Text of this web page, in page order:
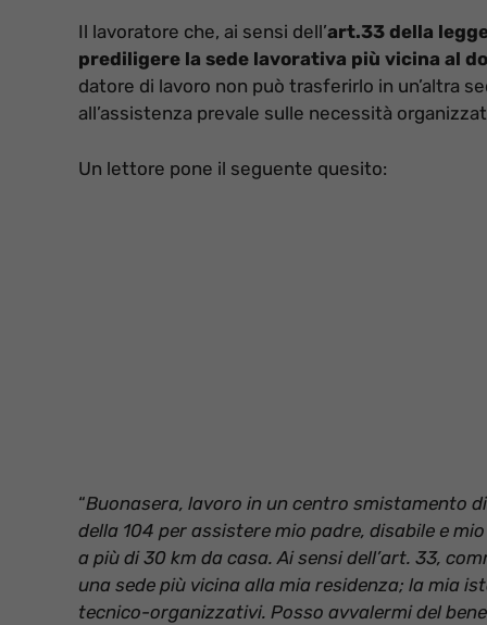
Il lavoratore che, ai sensi dell’art.33 della
prediligere la sede lavorativa più vicina al
datore di lavoro non può trasferirlo in un’altra
all’assistenza prevale sulle necessità
Un lettore pone il seguente quesito:
“Buonasera, lavoro in un centro smistamento
della 104 per assistere mio padre, disabile e
a più di 30 km da casa. Ai sensi dell’art. 33,
una sede più vicina alla mia residenza; la mia
tecnico-organizzativi. Posso avvalermi del